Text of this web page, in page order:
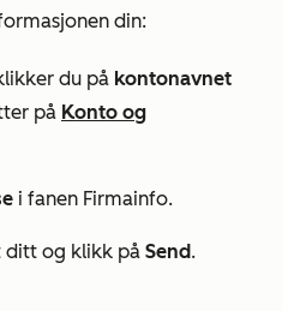
din:
du på kontonavnet
på Konto og
i fanen Firmainfo.
ditt og klikk på Send.